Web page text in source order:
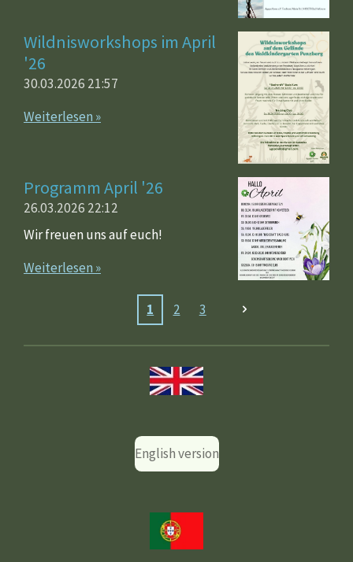
Wildnisworkshops im April
'26
30.03.2026 21:57
Weiterlesen »
Programm April '26
26.03.2026 22:12
Wir freuen uns auf euch!
Weiterlesen »
1 2 3
English version